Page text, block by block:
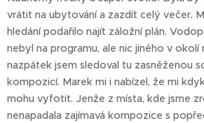
vrátit na ubytování a zazdít celý večer.
hledání podařilo najít záložní plán.
nebyl na programu, ale nic jiného v
nazpátek jsem sledoval tu zasněženou
kompozicí. Marek mi i nabízel, že mi
mohu vyfotit. Jenže z místa, kde jsme
nenapadala zajímavá kompozice s